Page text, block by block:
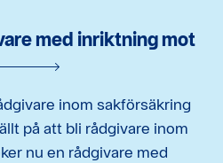
med inriktning mot
inom sakförsäkring
på att bli rådgivare inom
nu en rådgivare med